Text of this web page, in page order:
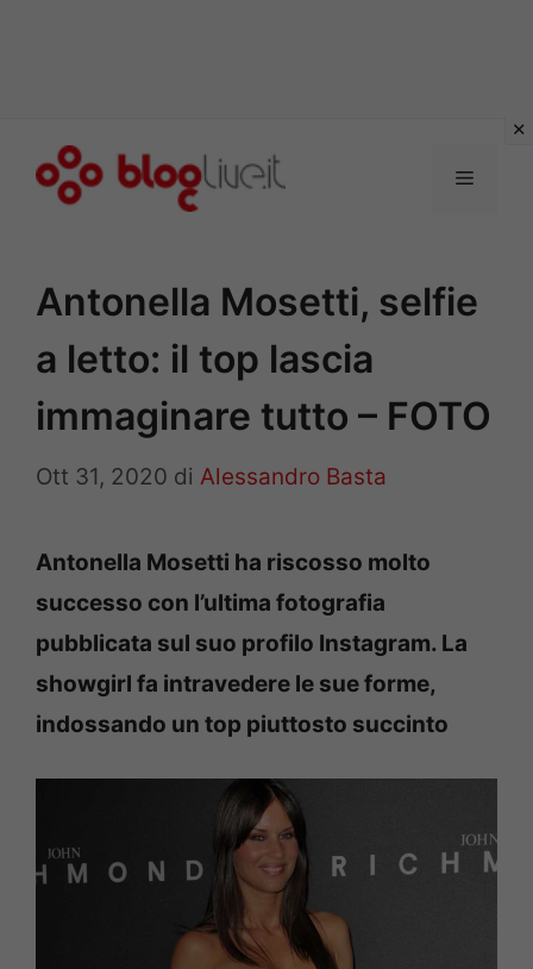
Menu
Antonella Mosetti, selfie
a letto: il top lascia
immaginare tutto – FOTO
Ott 31, 2020 di Alessandro Basta
Antonella Mosetti ha riscosso molto
successo con l’ultima fotografia
pubblicata sul suo profilo Instagram. La
showgirl fa intravedere le sue forme,
indossando un top piuttosto succinto